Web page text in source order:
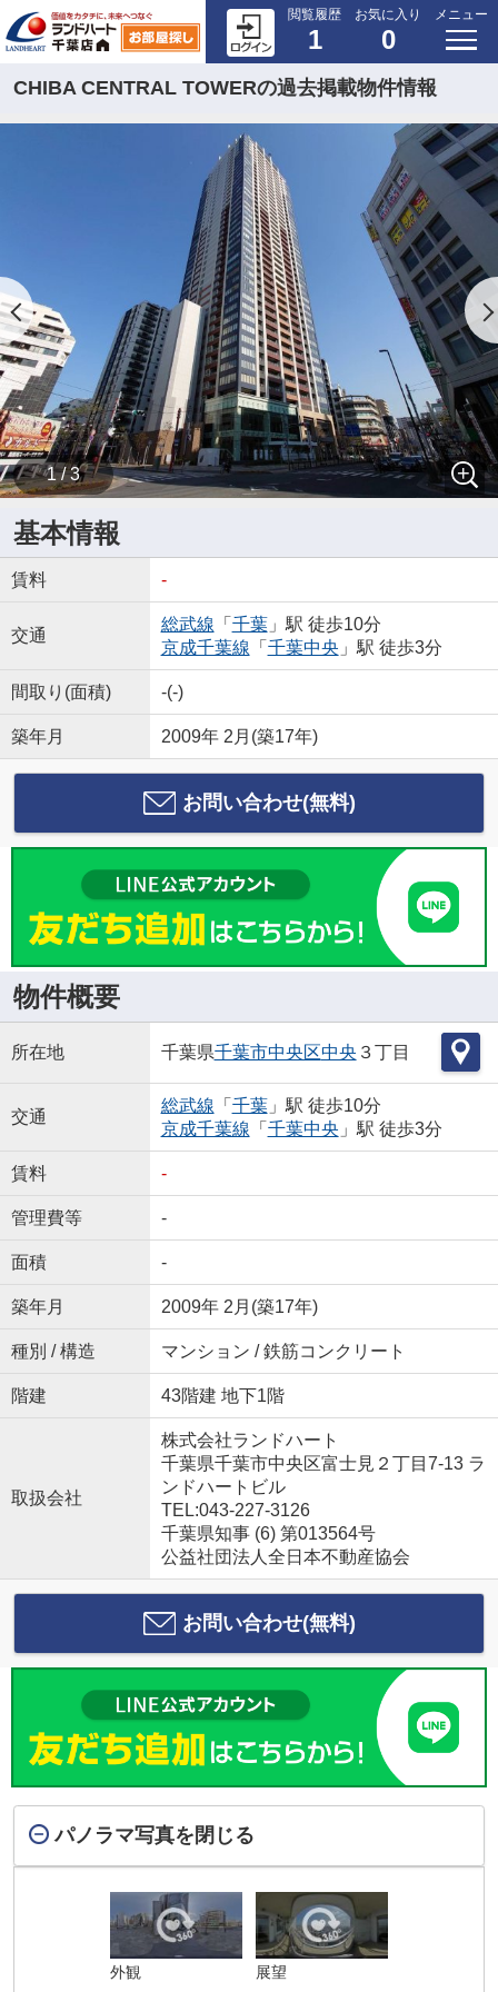
閲覧履歴
1
お気に入り
0
メニュー
CHIBA CENTRAL TOWERの過去掲載物件情報
1 / 3
基本情報
賃料 -
交通
総武線 「 千葉」駅 徒歩10分
京成千葉線 「 千葉中央 」駅 徒歩3分
間取り(面積) -(-)
築年月 2009年 2月(築17年)
お問い合わせ(無料)
物件概要
所在地 千葉県千葉市中央区中央 ３丁目
交通
総武線 「 千葉」駅 徒歩10分
京成千葉線 「 千葉中央 」駅 徒歩3分
賃料 -
管理費等 -
面積 -
築年月 2009年 2月(築17年)
種別 / 構造 マンション / 鉄筋コンクリート
階建 43階建 地下1階
取扱会社
株式会社ランドハート
千葉県千葉市中央区富士見２丁目7-13 ラ
ンドハートビル
TEL:043-227-3126
千葉県知事 (6) 第013564号
公益社団法人全日本不動産協会
お問い合わせ(無料)
パノラマ写真を閉じる
外観 展望